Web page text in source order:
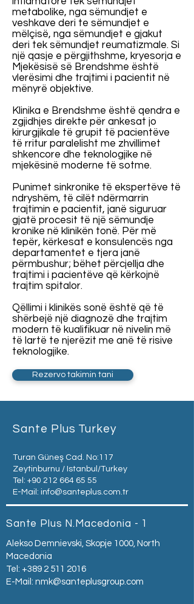
metabolike, nga sëmundjet e
veshkave deri te sëmundjet e
mëlçisë, nga sëmundjet e gjakut
deri tek sëmundjet reumatizmale. Si
një qasje e përgjithshme, kryesorja e
Mjekësisë së Brendshme është
vlerësimi dhe trajtimi i pacientit në
mënyrë objektive.
Klinika e Brendshme është qendra e
zgjidhjes direkte për ankesat jo
kirurgjikale të grupit të pacientëve
të rritur paralelisht me zhvillimet
shkencore dhe teknologjike në
mjekësinë moderne të sotme.
Punimet sinkronike të ekspertëve të
ndryshëm, të cilët ndërmarrin
trajtimin e pacientit, janë siguruar
gjatë procesit të një sëmundje
kronike në klinikën tonë. Për më
tepër, kërkesat e konsulencës nga
departamentet e tjera janë
përmbushur; bëhet përcjellja dhe
trajtimi i pacientëve që kërkojnë
trajtim spitalor.
Qëllimi i klinikës sonë është që të
shërbejë një diagnozë dhe trajtim
modern të kualifikuar në nivelin më
të lartë te njerëzit me anë të risive
teknologjike.
Rezervo takimin tani
Sante Plus Turkey
Turan Güneş Cad. No:117
Zeytinburnu / Istanbul/Turkey
Tel: +90 212 664 65 55
E-Mail: info@santeplus.com.tr
Sante Plus N.Macedonia - 1
Alekso Demnievski, Skopje 1000, North
Macedonia
Tel: +389 2 511 2016
E-Mail: nmk@santeplusgroup.com